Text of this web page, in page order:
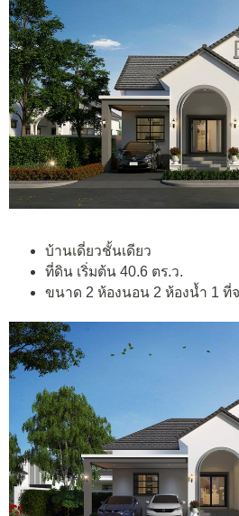
บ้านเดี่ยวชั้นเดียว
ที่ดิน เริ่มต้น 40.6 ตร.ว.
ขนาด 2 ห้องนอน 2 ห้องน้ำ 1 ที่